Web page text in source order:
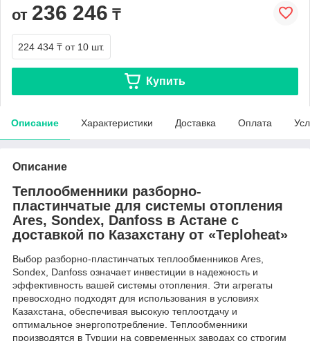
от 236 246 ₸
224 434 ₸ от 10 шт.
Купить
Описание Характеристики Доставка Оплата
Описание
Теплообменники разборно-
пластинчатые для системы отопления
Ares, Sondex, Danfoss в Астане с
доставкой по Казахстану от «Teploheat»
Выбор разборно-пластинчатых теплообменников Ares,
Sondex, Danfoss означает инвестиции в надежность и
эффективность вашей системы отопления. Эти агрегаты
превосходно подходят для использования в условиях
Казахстана, обеспечивая высокую теплоотдачу и
оптимальное энергопотребление. Теплообменники
производятся в Турции на современных заводах со строгим